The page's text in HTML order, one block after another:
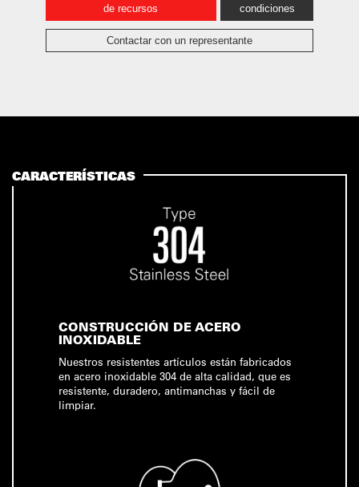
de recursos
condiciones
Contactar con un representante
CARACTERÍSTICAS
CONSTRUCCIÓN DE ACERO
INOXIDABLE
Nuestros resistentes artículos están fabricados
en acero inoxidable 304 de alta calidad, que es
resistente, duradero, antimanchas y fácil de
limpiar.